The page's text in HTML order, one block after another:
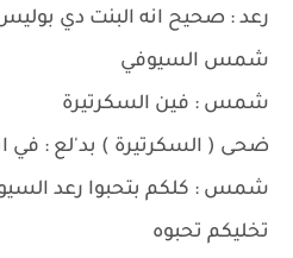
رعد : صحيح انه البنت دي
شمس السيوفي
شمس : فين السكرتيرة
ضحى ( السكرتيرة ) بد'لع : في
شمس : كلكم بتحبوا رعد
تخليكم تحبوه